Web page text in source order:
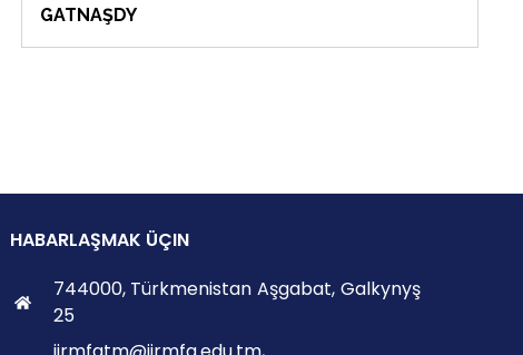
GATNAŞDY
HABARLAŞMAK ÜÇIN
744000, Türkmenistan Aşgabat, Galkynyş
25